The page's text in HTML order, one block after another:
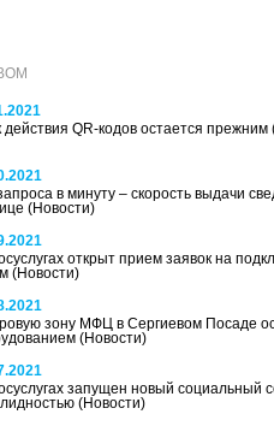
действия QR-кодов остается прежним
в минуту – скорость выдачи
(Новости)
открыт прием заявок на
(Новости)
зону МФЦ в Сергиевом Посаде
(Новости)
запущен новый социальный
(Новости)